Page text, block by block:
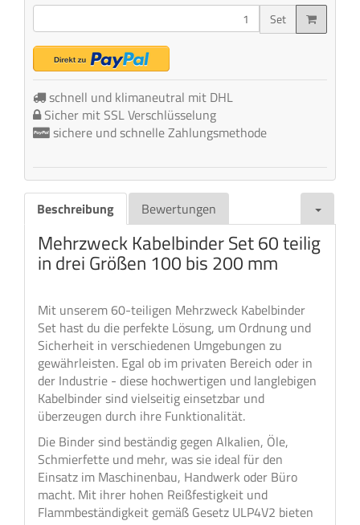
Set
schnell und klimaneutral mit DHL
Sicher mit SSL Verschlüsselung
sichere und schnelle Zahlungsmethode
Beschreibung Bewertungen
Mehrzweck Kabelbinder Set 60 teilig
in drei Größen 100 bis 200 mm
Mit unserem 60-teiligen Mehrzweck Kabelbinder
Set hast du die perfekte Lösung, um Ordnung und
Sicherheit in verschiedenen Umgebungen zu
gewährleisten. Egal ob im privaten Bereich oder in
der Industrie - diese hochwertigen und langlebigen
Kabelbinder sind vielseitig einsetzbar und
überzeugen durch ihre Funktionalität.
Die Binder sind beständig gegen Alkalien, Öle,
Schmierfette und mehr, was sie ideal für den
Einsatz im Maschinenbau, Handwerk oder Büro
macht. Mit ihrer hohen Reißfestigkeit und
Flammbeständigkeit gemäß Gesetz ULP4V2 bieten